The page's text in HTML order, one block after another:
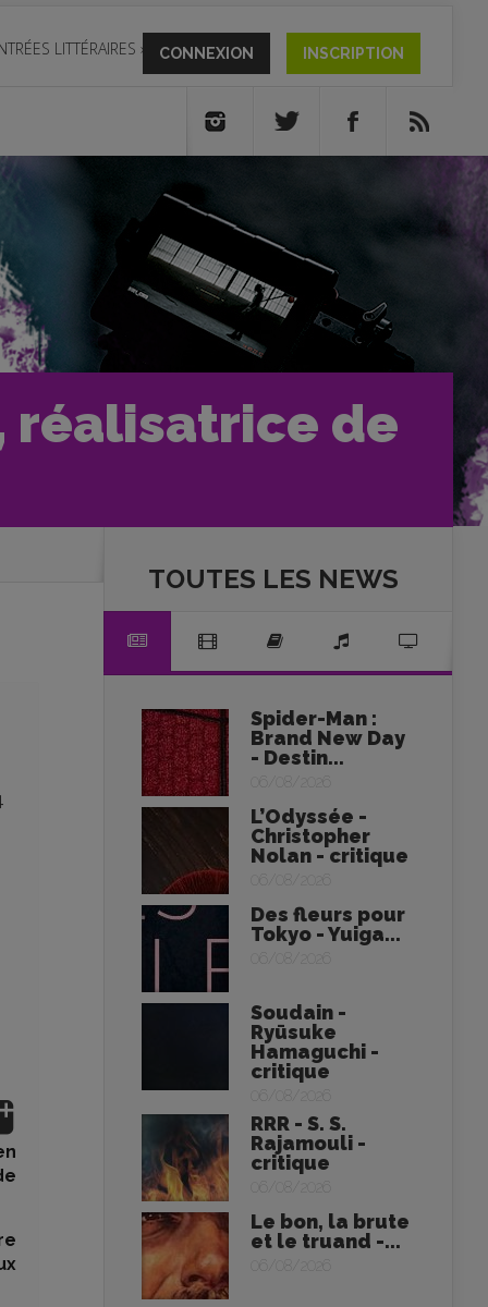
LITTÉRAIRES » CONNEXION INSCRIPTION
réalisatrice de
TOUTES LES NEWS
Spider-Man :
Brand New Day
- Destin...
06/08/2026
L’Odyssée -
Christopher
Nolan - critique
06/08/2026
Des fleurs pour
Tokyo - Yuiga...
06/08/2026
Soudain -
Ryūsuke
Hamaguchi -
critique
06/08/2026
RRR - S. S.
Rajamouli -
critique
06/08/2026
Le bon, la brute
et le truand -...
06/08/2026